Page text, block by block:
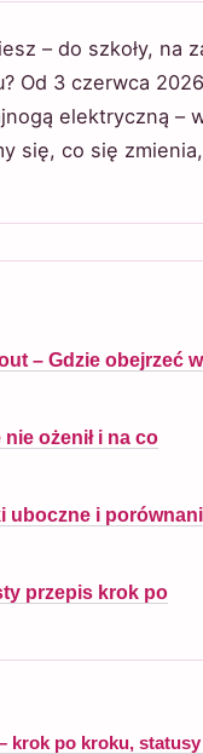
– do szkoły,
Od 3 czerwca
elektryczną –
się, co się
– Gdzie obejrzeć w
ożenił i na co
uboczne i
przepis krok po
krok po kroku,